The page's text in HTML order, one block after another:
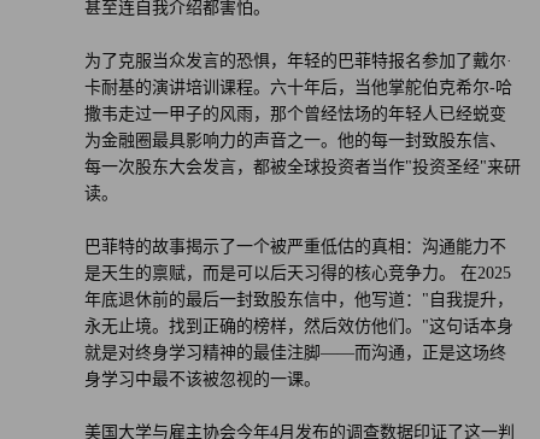
甚至连自我介绍都害怕。
为了克服当众发言的恐惧，年轻的巴菲特报名参加了戴尔·
卡耐基的演讲培训课程。六十年后，当他掌舵伯克希尔-哈
撒韦走过一甲子的风雨，那个曾经怯场的年轻人已经蜕变
为金融圈最具影响力的声音之一。他的每一封致股东信、
每一次股东大会发言，都被全球投资者当作"投资圣经"来研
读。
巴菲特的故事揭示了一个被严重低估的真相：沟通能力不
是天生的禀赋，而是可以后天习得的核心竞争力。 在2025
年底退休前的最后一封致股东信中，他写道："自我提升，
永无止境。找到正确的榜样，然后效仿他们。"这句话本身
就是对终身学习精神的最佳注脚——而沟通，正是这场终
身学习中最不该被忽视的一课。
美国大学与雇主协会今年4月发布的调查数据印证了这一判